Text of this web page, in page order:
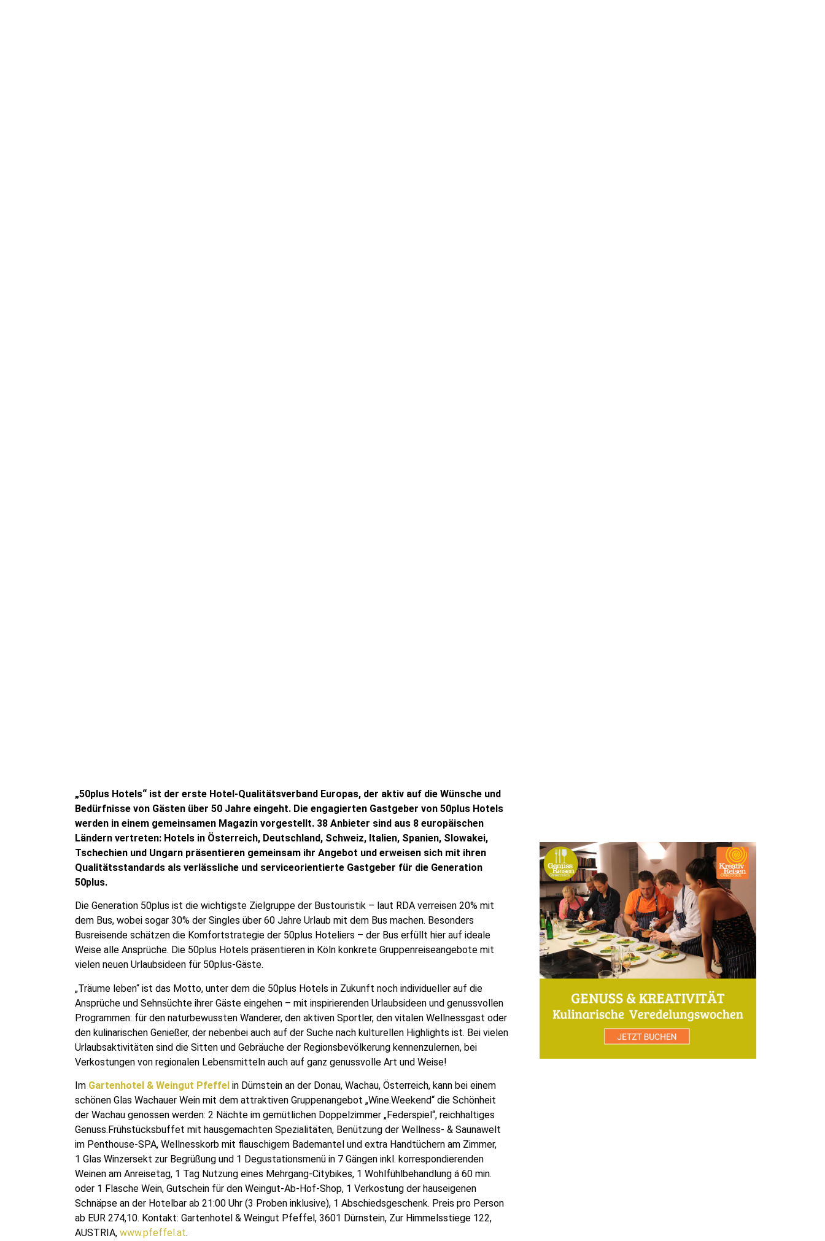
„50plus Hotels“ ist der erste Hotel-Qualitätsverband Europas, der aktiv auf die Wünsche und
Bedürfnisse von Gästen über 50 Jahre eingeht. Die engagierten Gastgeber von 50plus Hotels
werden in einem gemeinsamen Magazin vorgestellt. 38 Anbieter sind aus 8 europäischen
Ländern vertreten: Hotels in Österreich, Deutschland, Schweiz, Italien, Spanien, Slowakei,
Tschechien und Ungarn präsentieren gemeinsam ihr Angebot und erweisen sich mit ihren
Qualitätsstandards als verlässliche und serviceorientierte Gastgeber für die Generation
50plus.
Die Generation 50plus ist die wichtigste Zielgruppe der Bustouristik – laut RDA verreisen 20% mit
dem Bus, wobei sogar 30% der Singles über 60 Jahre Urlaub mit dem Bus machen. Besonders
Busreisende schätzen die Komfortstrategie der 50plus Hoteliers – der Bus erfüllt hier auf ideale
Weise alle Ansprüche. Die 50plus Hotels präsentieren in Köln konkrete Gruppenreiseangebote mit
vielen neuen Urlaubsideen für 50plus-Gäste.
„Träume leben“ ist das Motto, unter dem die 50plus Hotels in Zukunft noch individueller auf die
Ansprüche und Sehnsüchte ihrer Gäste eingehen – mit inspirierenden Urlaubsideen und genussvollen
Programmen: für den naturbewussten Wanderer, den aktiven Sportler, den vitalen Wellnessgast oder
den kulinarischen Genießer, der nebenbei auch auf der Suche nach kulturellen Highlights ist. Bei vielen
Urlaubsaktivitäten sind die Sitten und Gebräuche der Regionsbevölkerung kennenzulernen, bei
Verkostungen von regionalen Lebensmitteln auch auf ganz genussvolle Art und Weise!
Im Gartenhotel & Weingut Pfeffel in Dürnstein an der Donau, Wachau, Österreich, kann bei einem
schönen Glas Wachauer Wein mit dem attraktiven Gruppenangebot „Wine.Weekend“ die Schönheit
der Wachau genossen werden: 2 Nächte im gemütlichen Doppelzimmer „Federspiel“, reichhaltiges
Genuss.Frühstücksbuffet mit hausgemachten Spezialitäten, Benützung der Wellness- & Saunawelt
im Penthouse-SPA, Wellnesskorb mit flauschigem Bademantel und extra Handtüchern am Zimmer,
1 Glas Winzersekt zur Begrüßung und 1 Degustationsmenü in 7 Gängen inkl. korrespondierenden
Weinen am Anreisetag, 1 Tag Nutzung eines Mehrgang-Citybikes, 1 Wohlfühlbehandlung á 60 min.
oder 1 Flasche Wein, Gutschein für den Weingut-Ab-Hof-Shop, 1 Verkostung der hauseigenen
Schnäpse an der Hotelbar ab 21:00 Uhr (3 Proben inklusive), 1 Abschiedsgeschenk. Preis pro Person
ab EUR 274,10. Kontakt: Gartenhotel & Weingut Pfeffel, 3601 Dürnstein, Zur Himmelsstiege 122,
AUSTRIA, www.pfeffel.at.